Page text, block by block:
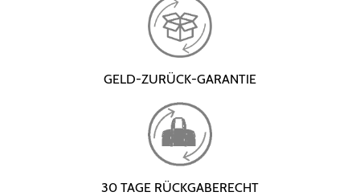
GELD-ZURÜCK-GARANTIE
30 TAGE RÜCKGABERECHT